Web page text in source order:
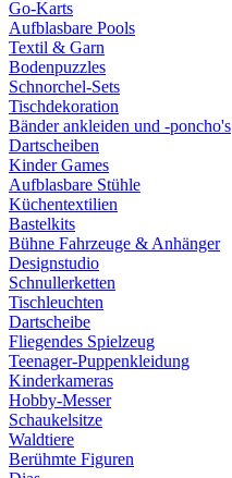
Go-Karts
Aufblasbare Pools
Textil & Garn
Bodenpuzzles
Schnorchel-Sets
Tischdekoration
Bänder ankleiden und -poncho's
Dartscheiben
Kinder Games
Aufblasbare Stühle
Küchentextilien
Bastelkits
Bühne Fahrzeuge & Anhänger
Designstudio
Schnullerketten
Tischleuchten
Dartscheibe
Fliegendes Spielzeug
Teenager-Puppenkleidung
Kinderkameras
Hobby-Messer
Schaukelsitze
Waldtiere
Berühmte Figuren